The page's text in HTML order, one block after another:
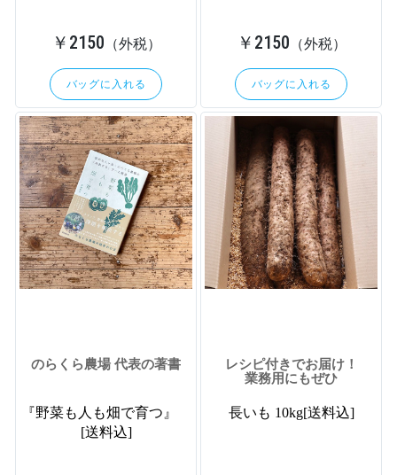
￥2150 （外税）
バッグに入れる
￥2150 （外税）
バッグに入れる
のらくら農場 代表の著書
『野菜も人も畑で育つ』
[送料込]
レシピ付きでお届け！
業務用にもぜひ
長いも 10kg[送料込]